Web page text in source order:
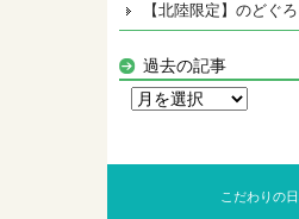
【北陸限定】のどぐ
過去の記事
こだわりの